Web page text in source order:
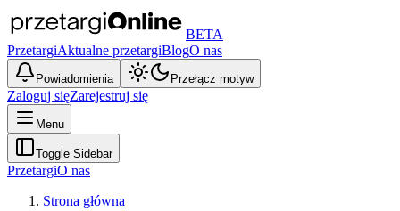
BETA
PrzetargiAktualne przetargiBlogO nas
Powiadomienia Przełącz motyw
Zaloguj sięZarejestruj się
Menu
Toggle Sidebar
PrzetargiO nas
Strona główna